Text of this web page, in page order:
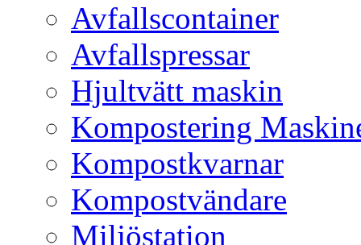
Avfallscontainer
Avfallspressar
Hjultvätt maskin
Kompostering
Kompostkvarnar
Kompostvändare
Miljöstation